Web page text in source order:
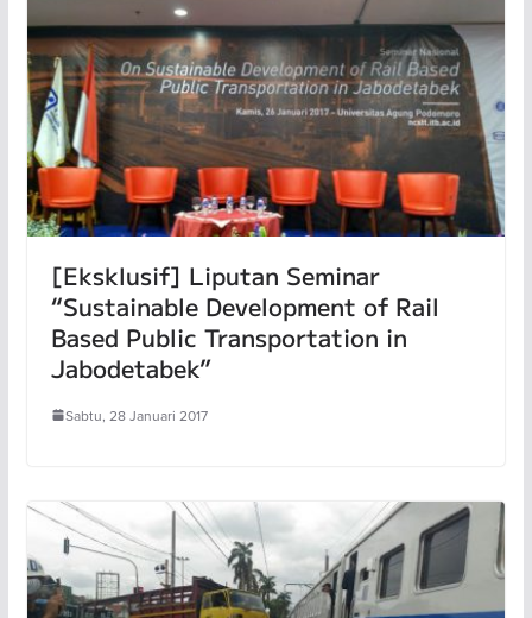
[Eksklusif] Liputan Seminar
“Sustainable Development of Rail
Based Public Transportation in
Jabodetabek”
Sabtu, 28 Januari 2017